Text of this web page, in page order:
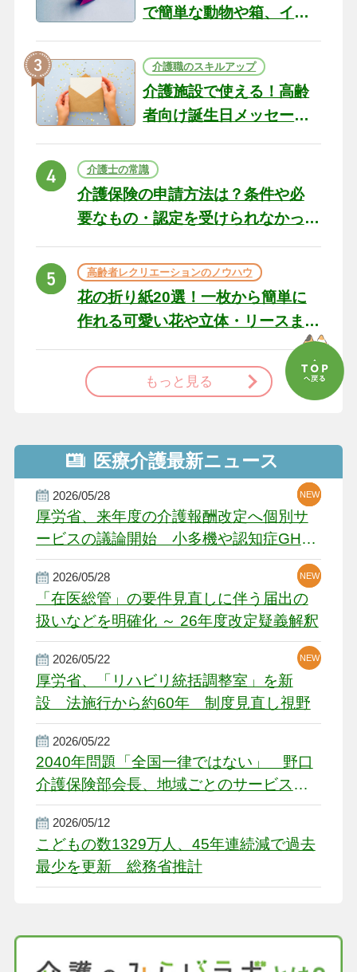
で簡単な動物や箱、イン
介護職のスキルアップ
介護施設で使える！高齢
者向け誕生日メッセージ
ト
介護士の常識
介護保険の申請方法は？条件や必
要なもの・認定を受けられなかっ
高齢者レクリエーションのノウハウ
花の折り紙20選！一枚から簡単に
作れる可愛い花や立体・リースま
もっと見る
医療介護最新ニュース
2026/05/28
厚労省、来年度の介護報酬改定へ個別サ
ービスの議論開始 小多機や認知症GH、
厳しい経営環境に危機感
NEW
NEW
NEW
2026/05/28
「在医総管」の要件見直しに伴う届出の
扱いなどを明確化 ～ 26年度改定疑義解釈
NEW
NEW
2026/05/22
厚労省、「リハビリ統括調整室」を新
設 法施行から約60年 制度見直し視野
NEW
2026/05/22
2040年問題「全国一律ではない」 野口
介護保険部会長、地域ごとのサービス基
盤整備を促す
2026/05/12
こどもの数1329万人、45年連続減で過去
最少を更新 総務省推計